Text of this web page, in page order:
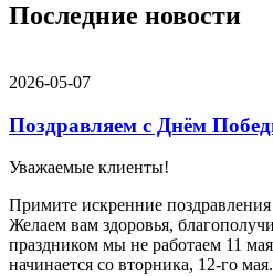
Последние новости
2026-05-07
Поздравляем с Днём
Уважаемые клиенты!
Примите искренние
Желаем вам здоровья,
праздником мы не работаем 11
начинается со вторника, 12-го мая.